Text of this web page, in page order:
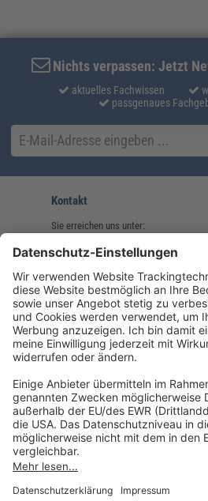
Nichts verpassen: Jetzt
aktuelles Fachwissen
passgenaues
Kontakt
Sie erreichen uns unter:
(08233) 38 11 23
service@forum-verlag.com
Mo-Do 07:30 - 17:00 Uhr
Fr 07:30 - 15:00 Uhr
Folgen Sie uns
Impressum
Datenschutz